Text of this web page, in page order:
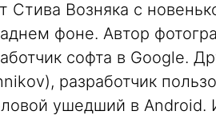
Стива Возняка с
фоне. Автор
софта в Google.
разработчик
ушедший в Android.